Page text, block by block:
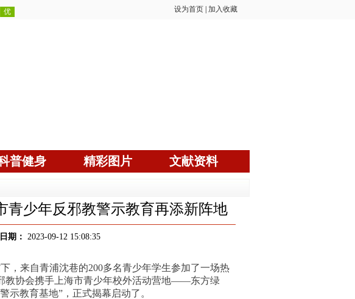
设为首页 加入收藏
普健身 精彩图片 文献资料
少年反邪教警示教育再添新阵地
期： 2023-09-12 15:08:35
，来自青浦沈巷的200多名青少年学生参加了一场热
教协会携手上海市青少年校外活动营地——东方绿
示教育基地”，正式揭幕启动了。